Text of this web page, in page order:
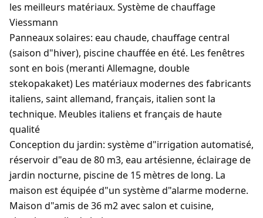
les meilleurs matériaux. Système de chauffage
Viessmann
Panneaux solaires: eau chaude, chauffage central
(saison d"hiver), piscine chauffée en été. Les fenêtres
sont en bois (meranti Allemagne, double
stekopakaket) Les matériaux modernes des fabricants
italiens, saint allemand, français, italien sont la
technique. Meubles italiens et français de haute
qualité
Conception du jardin: système d"irrigation automatisé,
réservoir d"eau de 80 m3, eau artésienne, éclairage de
jardin nocturne, piscine de 15 mètres de long. La
maison est équipée d"un système d"alarme moderne.
Maison d"amis de 36 m2 avec salon et cuisine,